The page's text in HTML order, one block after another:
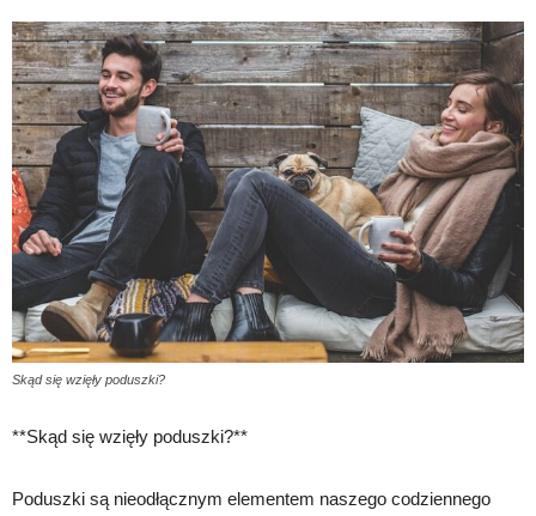
Skąd się wzięły poduszki?
**Skąd się wzięły poduszki?**
Poduszki są nieodłącznym elementem naszego codziennego